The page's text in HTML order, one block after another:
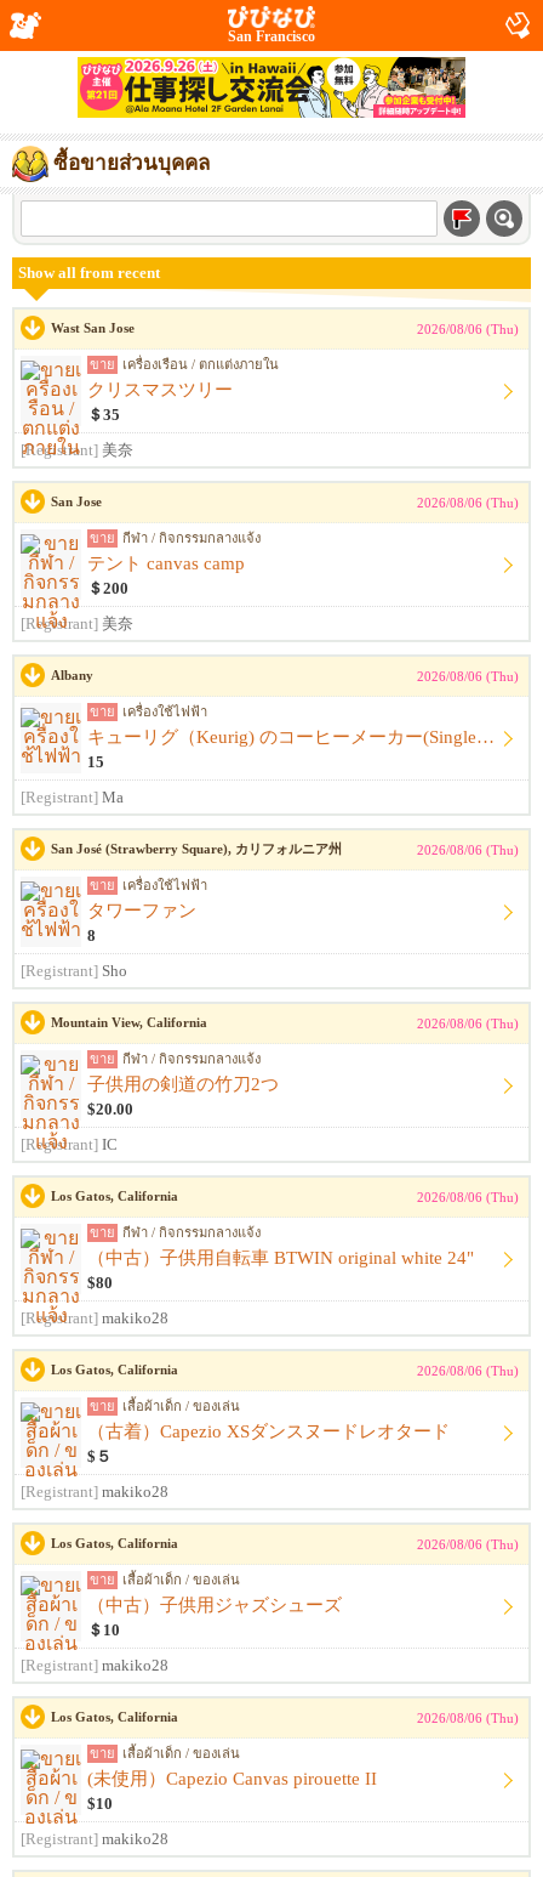
San Francisco
ซื้อขายส่วนบุคคล
Show all from recent
Wast San Jose 2026/08/06 (Thu)
ขาย เครื่องเรือน / ตกแต่งภายใน
クリスマスツリー
＄35
[Registrant] 美奈
San Jose 2026/08/06 (Thu)
ขาย กีฬา / กิจกรรมกลางแจ้ง
テント canvas camp
＄200
[Registrant] 美奈
Albany 2026/08/06 (Thu)
ขาย เครื่องใช้ไฟฟ้า
キューリグ（Keurig) のコーヒーメーカー(Single Serve Coffee) Maker
15
[Registrant] Ma
San José (Strawberry Square), カリフォルニア州 2026/08/06 (Thu)
ขาย เครื่องใช้ไฟฟ้า
タワーファン
8
[Registrant] Sho
Mountain View, California 2026/08/06 (Thu)
ขาย กีฬา / กิจกรรมกลางแจ้ง
子供用の剣道の竹刀2つ
$20.00
[Registrant] IC
Los Gatos, California 2026/08/06 (Thu)
ขาย กีฬา / กิจกรรมกลางแจ้ง
（中古）子供用自転車 BTWIN original white 24"
$80
[Registrant] makiko28
Los Gatos, California 2026/08/06 (Thu)
ขาย เสื้อผ้าเด็ก / ของเล่น
（古着）Capezio XSダンスヌードレオタード
$５
[Registrant] makiko28
Los Gatos, California 2026/08/06 (Thu)
ขาย เสื้อผ้าเด็ก / ของเล่น
（中古）子供用ジャズシューズ
＄10
[Registrant] makiko28
Los Gatos, California 2026/08/06 (Thu)
ขาย เสื้อผ้าเด็ก / ของเล่น
(未使用）Capezio Canvas pirouette II
$10
[Registrant] makiko28